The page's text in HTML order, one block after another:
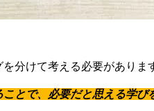
分けて考える必要がありま
とで、必要だと思える学び